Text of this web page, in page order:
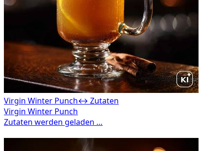
Virgin Winter Punch↔ Zutaten